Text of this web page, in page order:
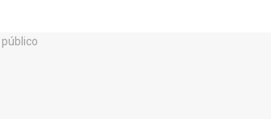
14:00